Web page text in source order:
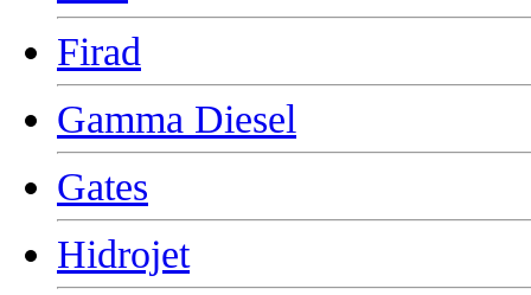
Firad
Gamma Diesel
Gates
Hidrojet